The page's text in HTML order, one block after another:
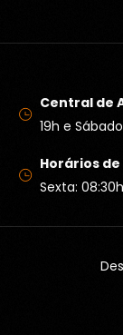
Central de
19h e
Horários
Sexta: